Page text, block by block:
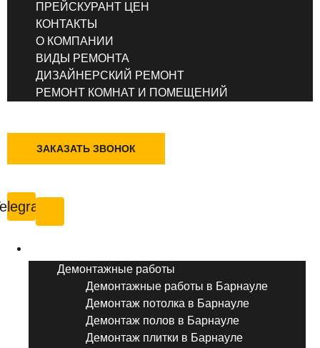
ПРЕЙСКУРАНТ ЦЕН
КОНТАКТЫ
О КОМПАНИИ
ВИДЫ РЕМОНТА
ДИЗАЙНЕРСКИЙ РЕМОНТ
РЕМОНТ КОМНАТ И ПОМЕЩЕНИЙ
ЗАКАЗАТЬ ЗВОНОК
Демонтажные работы
Демонтажные работы в Барнауле
Демонтаж потолка в Барнауле
Демонтаж полов в Барнауле
Демонтаж плитки в Барнауле